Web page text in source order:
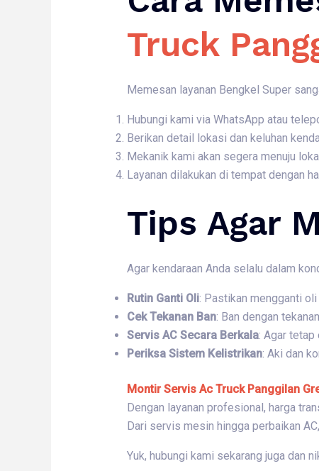
Truck
Memesan layanan Bengkel Super
Hubungi kami via WhatsApp atau
Berikan detail lokasi dan keluhan
Mekanik kami akan segera menuju
Layanan dilakukan di tempat dengan
Tips Agar
Agar kendaraan Anda selalu dalam
Rutin Ganti Oli: Pastikan mengganti
Cek Tekanan Ban: Ban dengan
Servis AC Secara Berkala: Agar tetap
Periksa Sistem Kelistrikan: Aki dan
Montir Servis Ac Truck Panggilan
Dengan layanan profesional, harga
Dari servis mesin hingga perbaikan
Yuk, hubungi kami sekarang juga dan